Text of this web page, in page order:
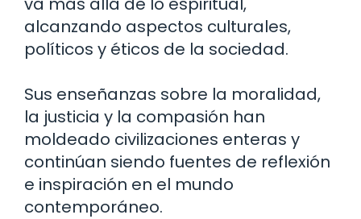
alcanzando aspectos culturales,
políticos y éticos de la sociedad.
Sus enseñanzas sobre la moralidad,
la justicia y la compasión han
moldeado civilizaciones enteras y
continúan siendo fuentes de reflexión
e inspiración en el mundo
contemporáneo.